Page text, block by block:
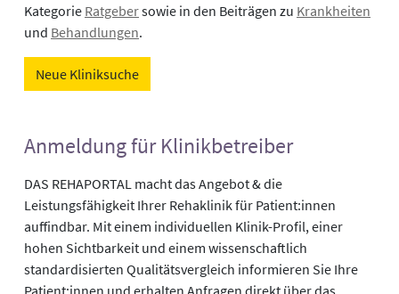
Kategorie Ratgebersowie in den Beiträgen zu Krankheiten
und Behandlungen.
Neue Kliniksuche
Anmeldung für Klinikbetreiber
DAS REHAPORTAL macht das Angebot & die
Leistungsfähigkeit Ihrer Rehaklinik für Patient:innen
auffindbar. Mit einem individuellen Klinik-Profil, einer
hohen Sichtbarkeit und einem wissenschaftlich
standardisierten Qualitätsvergleich informieren Sie Ihre